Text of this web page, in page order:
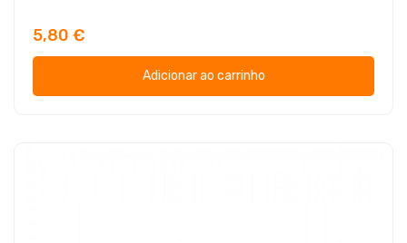
5,80 €
Adicionar ao carrinho